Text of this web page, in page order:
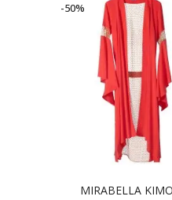
-50%
MIRABELLA